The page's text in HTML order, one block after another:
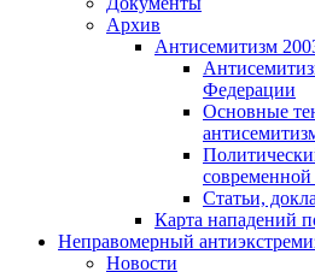
Архив
Антисемитизм
Федерации
Основные
современной
Статьи,
Карта нападений
Неправомерный
Новости